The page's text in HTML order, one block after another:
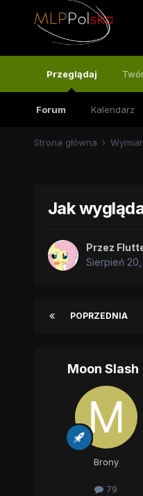
Przeglądaj
Forum Kalendarz
Strona główna
Jak
Przez
Sierpień 20,
POPRZEDNIA
Moon Slash
Brony
79